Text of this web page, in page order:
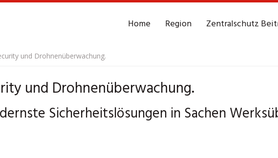
Home Region Zentralschutz
und Drohnenüberwachung.
und Drohnenüberwachung.
Sicherheitslösungen in Sachen